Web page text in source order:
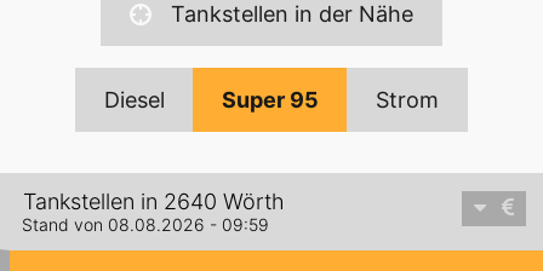
Tankstellen in der Nähe
Diesel Super 95 Strom
Tankstellen in 2640 Wörth
Stand von 08.08.2026 - 09:59